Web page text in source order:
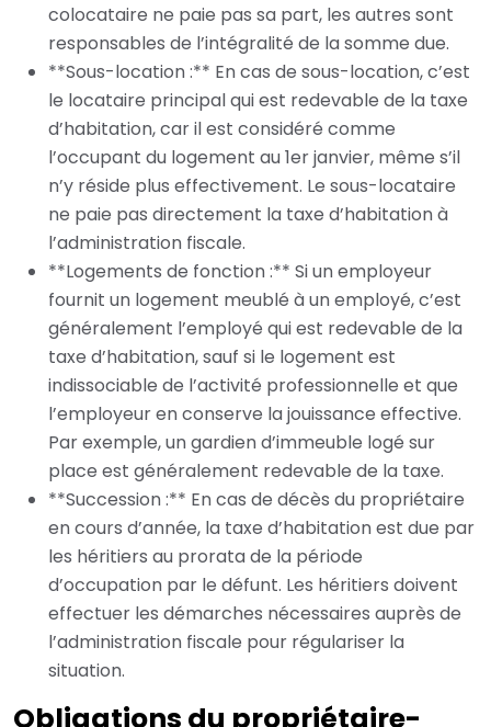
colocataire ne paie pas sa part, les autres sont
responsables de l’intégralité de la somme due.
**Sous-location :** En cas de sous-location, c’est
le locataire principal qui est redevable de la taxe
d’habitation, car il est considéré comme
l’occupant du logement au 1er janvier, même s’il
n’y réside plus effectivement. Le sous-locataire
ne paie pas directement la taxe d’habitation à
l’administration fiscale.
**Logements de fonction :** Si un employeur
fournit un logement meublé à un employé, c’est
généralement l’employé qui est redevable de la
taxe d’habitation, sauf si le logement est
indissociable de l’activité professionnelle et que
l’employeur en conserve la jouissance effective.
Par exemple, un gardien d’immeuble logé sur
place est généralement redevable de la taxe.
**Succession :** En cas de décès du propriétaire
en cours d’année, la taxe d’habitation est due par
les héritiers au prorata de la période
d’occupation par le défunt. Les héritiers doivent
effectuer les démarches nécessaires auprès de
l’administration fiscale pour régulariser la
situation.
Obligations du propriétaire-